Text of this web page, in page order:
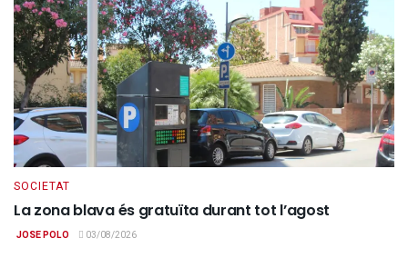
SOCIETAT
La zona blava és gratuïta durant tot l’agost
JOSE POLO 03/08/2026